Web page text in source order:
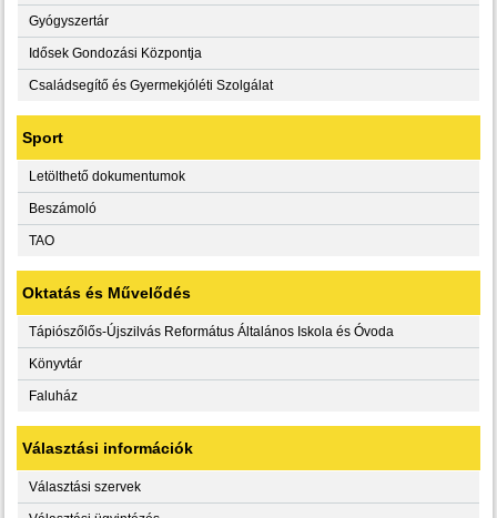
Gyógyszertár
Idősek Gondozási Központja
Családsegítő és Gyermekjóléti Szolgálat
Sport
Letölthető dokumentumok
Beszámoló
TAO
Oktatás és Művelődés
Tápiószőlős-Újszilvás Református Általános Iskola és Óvoda
Könyvtár
Faluház
Választási információk
Választási szervek